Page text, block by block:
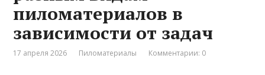
пиломатериалов в
зависимости от задач
17 апреля 2026 Пиломатериалы Комментарии: 0